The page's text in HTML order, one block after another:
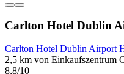
Carlton Hotel Dublin
Carlton Hotel Dublin Airport
2,5 km von Einkaufszentrum
8,8/10